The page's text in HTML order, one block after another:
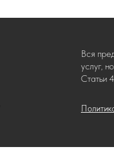
Вся
услуг,
Статьи